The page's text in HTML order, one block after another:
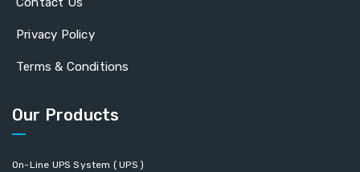
Privacy Policy
Terms & Conditions
Our Products
On-Line UPS System ( UPS )